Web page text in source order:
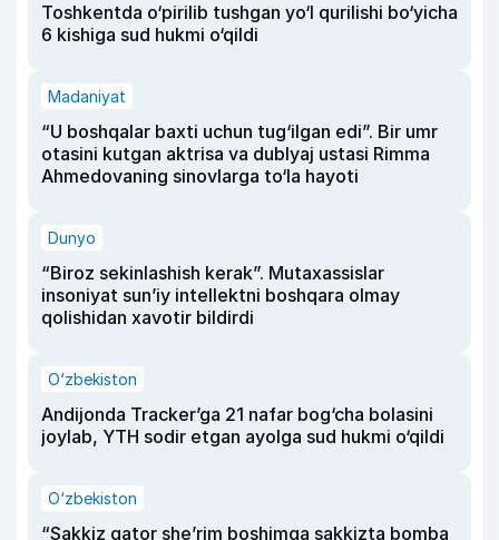
Toshkentda o‘pirilib tushgan yo‘l qurilishi bo‘yicha
6 kishiga sud hukmi o‘qildi
Madaniyat
“U boshqalar baxti uchun tug‘ilgan edi”. Bir umr
otasini kutgan aktrisa va dublyaj ustasi Rimma
Ahmedovaning sinovlarga to‘la hayoti
Dunyo
“Biroz sekinlashish kerak”. Mutaxassislar
insoniyat sun’iy intellektni boshqara olmay
qolishidan xavotir bildirdi
O‘zbekiston
Andijonda Tracker’ga 21 nafar bog‘cha bolasini
joylab, YTH sodir etgan ayolga sud hukmi o‘qildi
O‘zbekiston
“Sakkiz qator she’rim boshimga sakkizta bomba